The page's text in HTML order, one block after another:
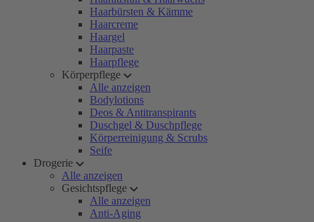
Haarbürsten & Kämme
Haarcreme
Haargel
Haarpaste
Haarpflege
Körperpflege
Alle anzeigen
Bodylotions
Deos & Antitranspirants
Duschgel & Duschpflege
Körperreinigung & Scrubs
Seife
Drogerie
Alle anzeigen
Gesichtspflege
Alle anzeigen
Anti-Aging